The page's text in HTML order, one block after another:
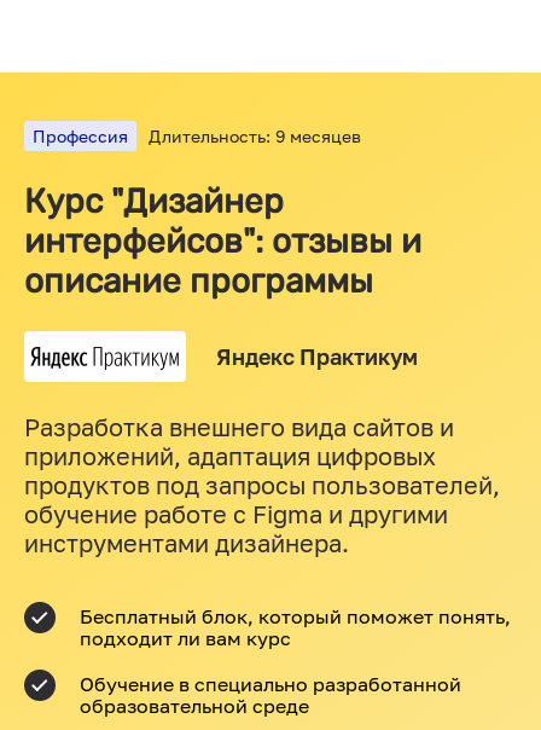
Профессия Длительность: 9 месяцев
Курс "Дизайнер
интерфейсов": отзывы и
описание программы
Яндекс Практикум
Разработка внешнего вида сайтов и
приложений, адаптация цифровых
продуктов под запросы пользователей,
обучение работе с Figma и другими
инструментами дизайнера.
Бесплатный блок, который поможет понять,
подходит ли вам курс
Обучение в специально разработанной
образовательной среде